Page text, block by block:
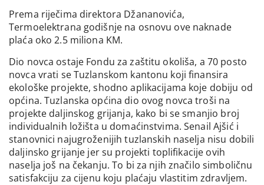
Prema riječima direktora Džananovića,
Termoelektrana godišnje na osnovu ove naknade
plaća oko 2.5 miliona KM.
Dio novca ostaje Fondu za zaštitu okoliša, a 70 posto
novca vrati se Tuzlanskom kantonu koji finansira
ekološke projekte, shodno aplikacijama koje dobiju od
općina. Tuzlanska općina dio ovog novca troši na
projekte daljinskog grijanja, kako bi se smanjio broj
individualnih ložišta u domaćinstvima. Senail Ajšić i
stanovnici najugroženijih tuzlanskih naselja nisu dobili
daljinsko grijanje jer su projekti toplifikacije ovih
naselja još na čekanju. To bi za njih značilo simboličnu
satisfakciju za cijenu koju plaćaju vlastitim zdravljem.